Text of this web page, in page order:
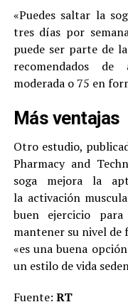
«Puedes saltar la
tres días por
puede ser parte de
recomendados
moderada o 75 en
Más ventajas
Otro estudio,
Pharmacy and
soga mejora la
la activación
buen ejercicio
mantener su nivel de
«es una buena
un estilo de vida
Fuente: RT